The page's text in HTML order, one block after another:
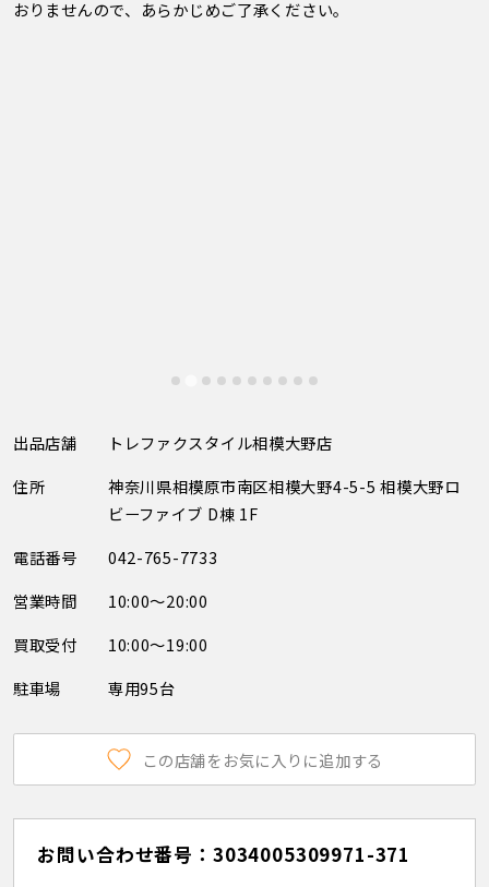
おりませんので、あらかじめご了承ください。
出品店舗
トレファクスタイル相模大野店
住所
神奈川県相模原市南区相模大野4-5-5 相模大野ロ
ビーファイブ D棟 1F
電話番号
042-765-7733
営業時間
10:00～20:00
買取受付
10:00～19:00
駐車場
専用95台
この店舗をお気に入りに追加する
お問い合わせ番号：3034005309971-371